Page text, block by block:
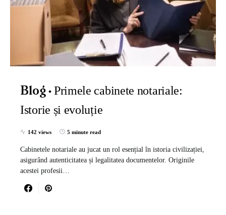
Blog
Primele cabinete notariale:
Istorie și evoluție
142 views 5 minute read
Cabinetele notariale au jucat un rol esențial în istoria civilizației,
asigurând autenticitatea și legalitatea documentelor. Originile
acestei profesii…